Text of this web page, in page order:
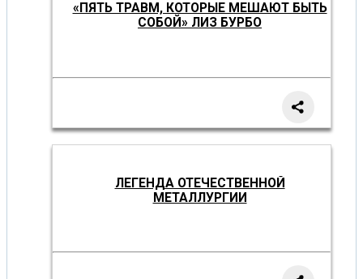
«ПЯТЬ ТРАВМ, КОТОРЫЕ МЕШАЮТ БЫТЬ
СОБОЙ» ЛИЗ БУРБО
ЛЕГЕНДА ОТЕЧЕСТВЕННОЙ
МЕТАЛЛУРГИИ